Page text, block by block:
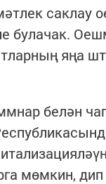
саклау
булачак.
яңа
белән
мөмкин, дип